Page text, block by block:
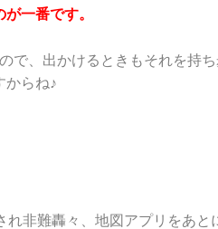
一番です。
で、出かけるときもそれを持ち
からね♪
れ非難轟々、地図アプリをあ